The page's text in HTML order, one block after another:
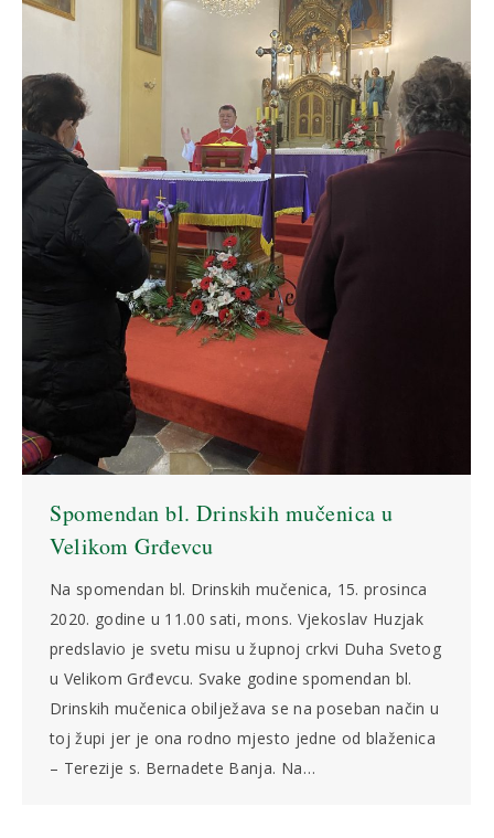
Spomendan bl. Drinskih mučenica u
Velikom Grđevcu
Na spomendan bl. Drinskih mučenica, 15. prosinca
2020. godine u 11.00 sati, mons. Vjekoslav Huzjak
predslavio je svetu misu u župnoj crkvi Duha Svetog
u Velikom Grđevcu. Svake godine spomendan bl.
Drinskih mučenica obilježava se na poseban način u
toj župi jer je ona rodno mjesto jedne od blaženica
– Terezije s. Bernadete Banja. Na…